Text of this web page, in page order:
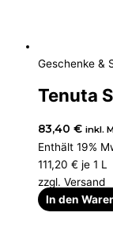
Geschenke &
Tenuta
83,40 € inkl.
Enthält 19%
111,20 € je 1 L
zzgl. Versand
In den